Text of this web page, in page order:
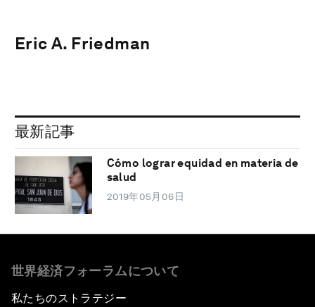
Eric A. Friedman
最新記事
Cómo lograr equidad en materia de
salud
2019年05月06日
世界経済フォーラムについて
私たちのストラテジー